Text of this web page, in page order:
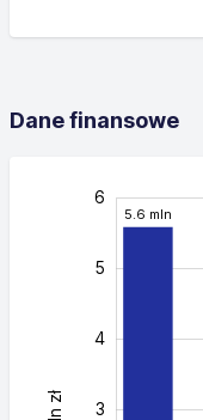
Dane finansowe
5.6 mln
0.5
3
4
5
6